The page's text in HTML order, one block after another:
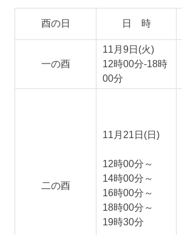
酉の日 日 時
一の酉
11月9日(火)
12時00分-18時
00分
二の酉
11月21日(日)
12時00分～
14時00分～
16時00分～
18時00分～
19時30分